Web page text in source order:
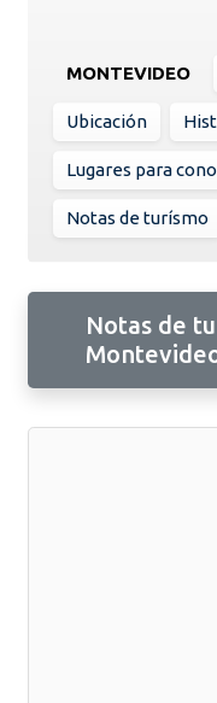
MONTEVIDEO
Ubicación
Lugares para
Notas de turísmo
Notas de